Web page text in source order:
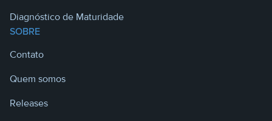
Diagnóstico de Maturidade
SOBRE
Contato
Quem somos
Releases